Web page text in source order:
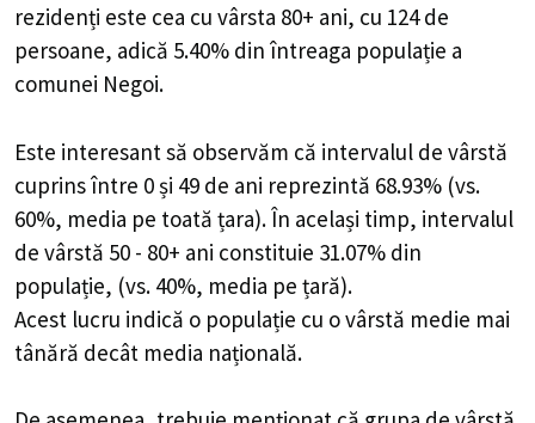
rezidenți este cea cu vârsta 80+ ani, cu 124 de
persoane, adică 5.40% din întreaga populație a
comunei Negoi.
Este interesant să observăm că intervalul de vârstă
cuprins între 0 și 49 de ani reprezintă 68.93% (vs.
60%, media pe toată țara). În același timp, intervalul
de vârstă 50 - 80+ ani constituie 31.07% din
populație, (vs. 40%, media pe țară).
Acest lucru indică o populație cu o vârstă medie mai
tânără decât media națională.